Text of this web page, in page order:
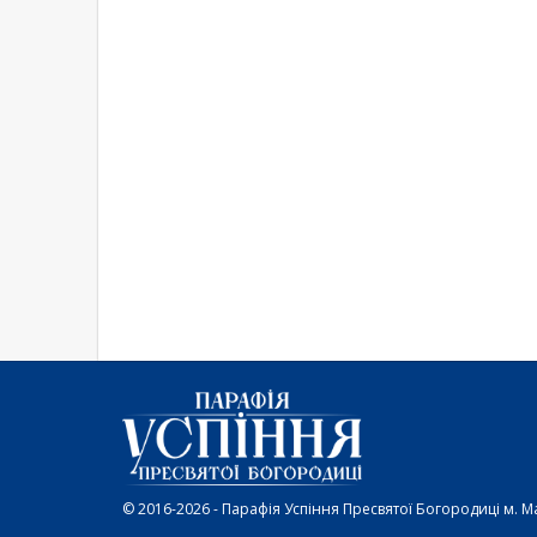
© 2016-2026 - Парафія Успіння Пресвятої Богородиці м.